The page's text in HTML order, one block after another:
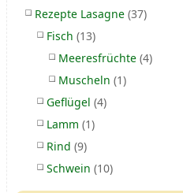
Rezepte Lasagne (37)
Fisch (13)
Meeresfrüchte (4)
Muscheln (1)
Geflügel (4)
Lamm (1)
Rind (9)
Schwein (10)